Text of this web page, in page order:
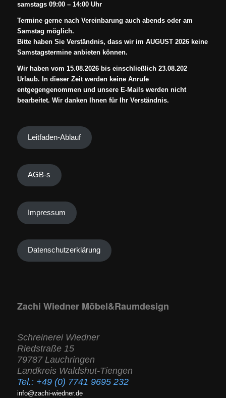
samstags 09:00 – 14:00 Uhr
Termine gerne nach Vereinbarung auch abends oder am
Samstag möglich.
Bitte haben Sie Verständnis, dass wir im AUGUST 2026 keine
Samstagstermine anbieten können.
Wir haben vom 15.08.2026 bis einschließlich 23.08.202
Urlaub. In dieser Zeit werden keine Anrufe
entgegengenommen und unsere E-Mails werden nicht
bearbeitet. Wir danken Ihnen für Ihr Verständnis.
Leitfaden-Ablauf
AGB-s
Impressum
Datenschutzerklärung
Zachi Wiedner Möbel&Raumdesign
Schreinerei Wiedner
Riedstraße 15
79787 Lauchringen
Landkreis Waldshut-Tiengen
Tel.: +49 (0) 7741 9695 232
info@zachi-wiedner.de